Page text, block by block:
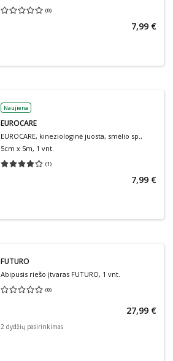
(0)
Vidutinis įvertinimas 0.00
7,99 €
Naujiena
EUROCARE
EUROCARE, kineziologinė juosta, smėlio sp.,
5cm x 5m, 1 vnt.
(1)
Vidutinis įvertinimas 4.00
7,99 €
FUTURO
Abipusis riešo įtvaras FUTURO, 1 vnt.
(0)
Vidutinis įvertinimas 0.00
27,99 €
2 dydžių pasirinkimas